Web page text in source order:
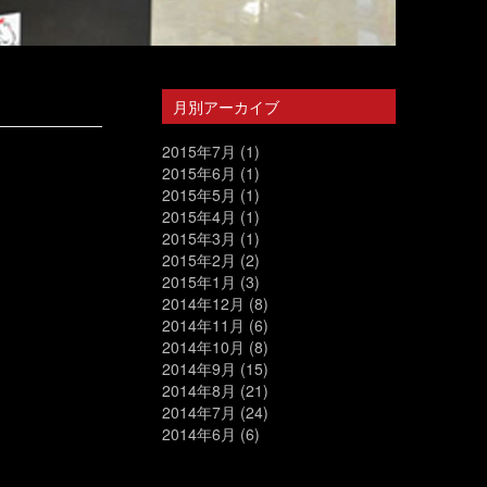
月別アーカイブ
2015年7月 (1)
2015年6月 (1)
2015年5月 (1)
2015年4月 (1)
2015年3月 (1)
2015年2月 (2)
2015年1月 (3)
2014年12月 (8)
2014年11月 (6)
2014年10月 (8)
2014年9月 (15)
2014年8月 (21)
2014年7月 (24)
2014年6月 (6)